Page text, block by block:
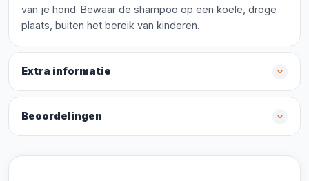
van je hond. Bewaar de shampoo op een koele, droge
plaats, buiten het bereik van kinderen.
Extra informatie
Beoordelingen